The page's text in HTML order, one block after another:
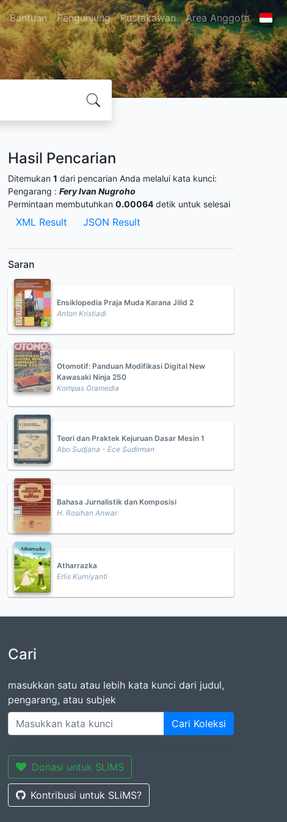
Bantuan Pengunjung Pustakawan Area Anggota
Hasil Pencarian
Ditemukan 1 dari pencarian Anda melalui kata kunci:
Pengarang : Fery Ivan Nugroho
Permintaan membutuhkan 0.00064 detik untuk selesai
XML Result JSON Result
Saran
Ensiklopedia Praja Muda Karana Jilid 2
Anton Kristiadi
Otomotif: Panduan Modifikasi Digital New
Kawasaki Ninja 250
Kompas Gramedia
Teori dan Praktek Kejuruan Dasar Mesin 1
Abo Sudjana - Ece Sudirman
Bahasa Jurnalistik dan Komposisi
H. Rosihan Anwar
Atharrazka
Erlis Kurniyanti
Cari
masukkan satu atau lebih kata kunci dari judul,
pengarang, atau subjek
Cari Koleksi
Donasi untuk SLiMS
Kontribusi untuk SLiMS?